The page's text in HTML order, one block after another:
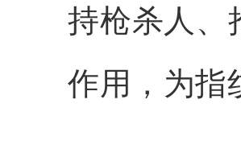
持枪杀人、
作用，为指